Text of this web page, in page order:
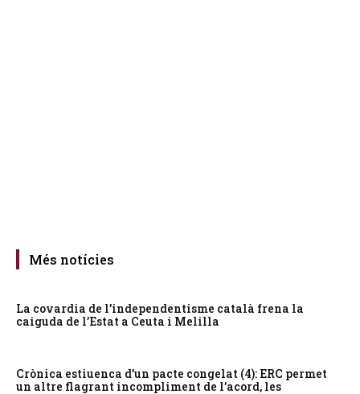
Més notícies
La covardia de l’independentisme català frena la
caiguda de l’Estat a Ceuta i Melilla
Crònica estiuenca d’un pacte congelat (4): ERC permet
un altre flagrant incompliment de l’acord, les